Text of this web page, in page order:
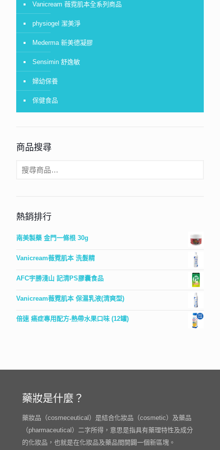
Vanicream 薇霓肌本全系列商品
physiogel 潔美淨
Mederma 新美德凝膠
Sensimin 舒逸敏
婦幼保養
保健食品
商品搜尋
熱銷排行
南美製藥 金門一條根 30g
Vanicream薇霓肌本 洗髮精
AFC宇勝淺山 記清PS膠囊食品
Vanicream薇霓肌本 保濕乳液(清爽型)
倍速 癌症專用配方-熱帶水果口味 (12罐)
藥妝是什麼？
藥妝品（cosmeceutical）是結合化妝品（cosmetic）及藥品
（pharmaceutical）二字所得，意思是指具有藥理特性及成分
的化妝品，也就是在化妝品及藥品間開闢一個新區塊。